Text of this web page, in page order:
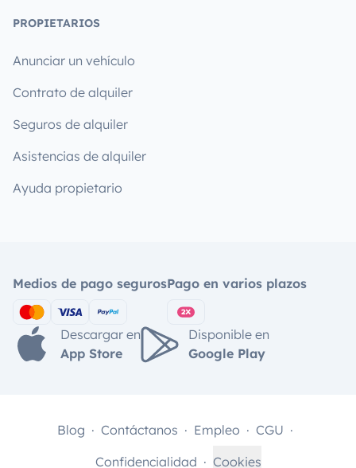
PROPIETARIOS
Anunciar un vehículo
Contrato de alquiler
Seguros de alquiler
Asistencias de alquiler
Ayuda propietario
Medios de pago segurosPago en varios plazos
Descargar en
App Store
Disponible en
Google Play
Blog Contáctanos Empleo
CGU
Confidencialidad
Cookies